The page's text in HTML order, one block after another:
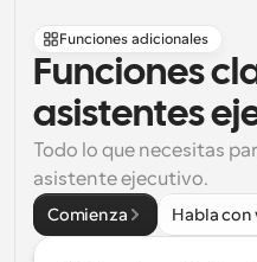
Funciones adicionales
Funciones
asistentes
Todo lo que necesitas
asistente ejecutivo.
Comienza Habla con